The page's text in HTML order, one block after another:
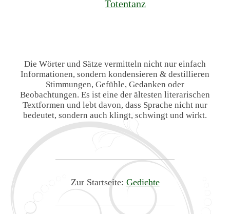
Totentanz
Die Wörter und Sätze vermitteln nicht nur einfach
Informationen, sondern kondensieren & destillieren
Stimmungen, Gefühle, Gedanken oder
Beobachtungen. Es ist eine der ältesten literarischen
Textformen und lebt davon, dass Sprache nicht nur
bedeutet, sondern auch klingt, schwingt und wirkt.
Zur Startseite: Gedichte